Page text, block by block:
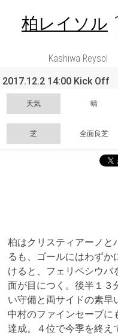
柏レイソル
Kashiwa Reysol
2017.12.2 14:00 Kick Off
天気 晴
芝 全面良芝
柏はクリスティアーノと
るも、ゴールにはわずか
けると、フェリペシウバ
面が目につく。後半１３
い守備と両サイドの素早
中村のファインセーブに
達成。４位で今季を終え